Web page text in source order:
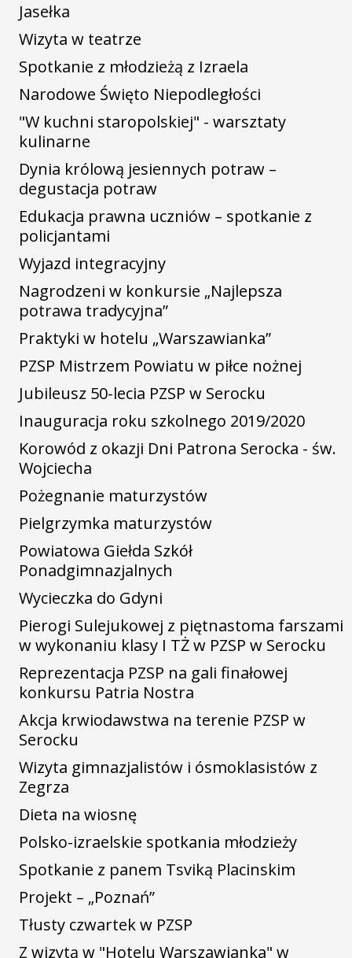
Jasełka
Wizyta w teatrze
Spotkanie z młodzieżą z Izraela
Narodowe Święto Niepodległości
"W kuchni staropolskiej" - warsztaty
kulinarne
Dynia królową jesiennych potraw –
degustacja potraw
Edukacja prawna uczniów – spotkanie z
policjantami
Wyjazd integracyjny
Nagrodzeni w konkursie „Najlepsza
potrawa tradycyjna”
Praktyki w hotelu „Warszawianka”
PZSP Mistrzem Powiatu w piłce nożnej
Jubileusz 50-lecia PZSP w Serocku
Inauguracja roku szkolnego 2019/2020
Korowód z okazji Dni Patrona Serocka - św.
Wojciecha
Pożegnanie maturzystów
Pielgrzymka maturzystów
Powiatowa Giełda Szkół
Ponadgimnazjalnych
Wycieczka do Gdyni
Pierogi Sulejukowej z piętnastoma farszami
w wykonaniu klasy I TŻ w PZSP w Serocku
Reprezentacja PZSP na gali finałowej
konkursu Patria Nostra
Akcja krwiodawstwa na terenie PZSP w
Serocku
Wizyta gimnazjalistów i ósmoklasistów z
Zegrza
Dieta na wiosnę
Polsko-izraelskie spotkania młodzieży
Spotkanie z panem Tsviką Placinskim
Projekt – „Poznań”
Tłusty czwartek w PZSP
Z wizytą w "Hotelu Warszawianka" w